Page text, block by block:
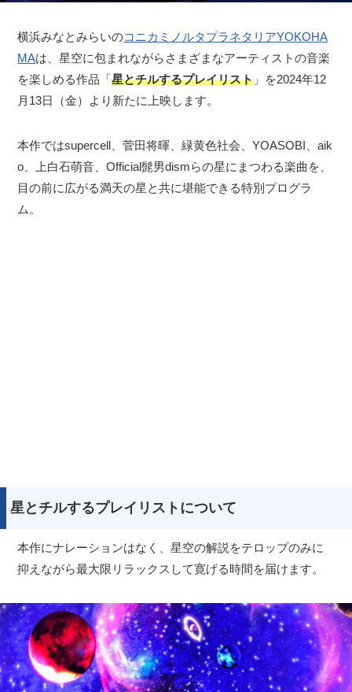
横浜みなとみらいのコニカミノルタプラネタリアYOKOHA
MAは、星空に包まれながらさまざまなアーティストの音楽
を楽しめる作品「星とチルするプレイリスト 」を2024年12
月13日（金）より新たに上映します。
本作ではsupercell、菅田将暉、緑黄色社会、YOASOBI、aik
o、上白石萌音、Official髭男dismらの星にまつわる楽曲を、
目の前に広がる満天の星と共に堪能できる特別プログラ
ム。
星とチルするプレイリストについて
本作にナレーションはなく、星空の解説をテロップのみに
抑えながら最大限リラックスして寛げる時間を届けます。